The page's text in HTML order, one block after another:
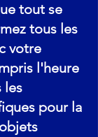
tout se
tous les
votre
l'heure
les
pour la